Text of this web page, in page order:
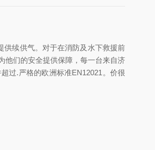
供续供气。对于在消防及水下救援前
他们的安全提供保障，每一台来自济
过.严格的欧洲标准EN12021。价很